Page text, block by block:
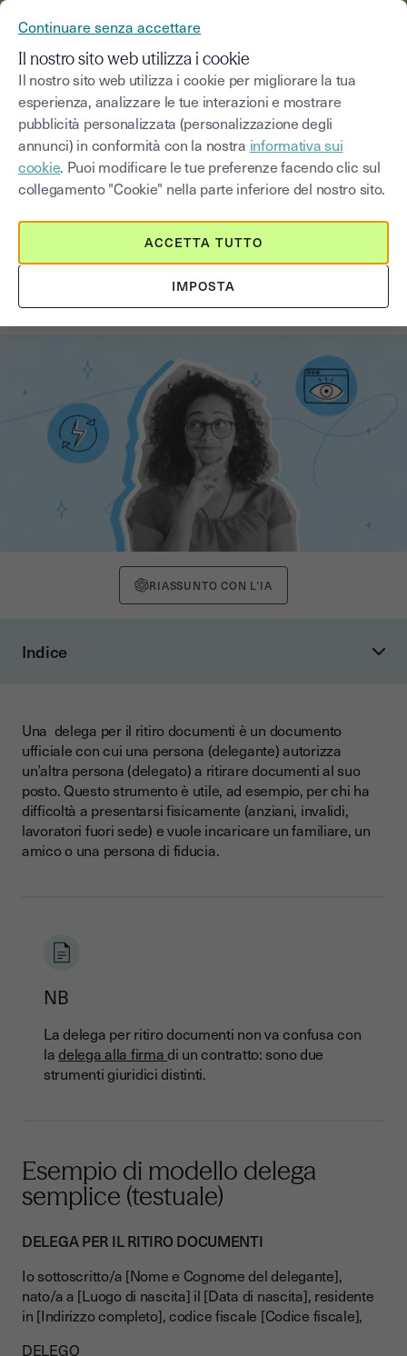
Blog
Seleziona una categoria Saisissez un terme
Cos’è e come funziona una delega
per il ritiro dei documenti?
RIASSUNTO CON L’IA
Indice
Versatilità e ambiti di utilizzo
Vantaggi principali
Chi può essere delegato?
Come si scrive una delega per ritiro documenti?
Quali sono gli errori comuni da evitare?
documenti?
Una delega per il ritiro documenti è un documento
ufficiale con cui una persona (delegante) autorizza
un’altra persona (delegato) a ritirare documenti al suo
posto. Questo strumento è utile, ad esempio, per chi ha
difficoltà a presentarsi fisicamente (anziani, invalidi,
lavoratori fuori sede) e vuole incaricare un familiare, un
amico o una persona di fiducia.
NB
La delega per ritiro documenti non va confusa con
ladelega alla firmadi un contratto: sono due
strumenti giuridici distinti.
Esempio di modello delega
semplice (testuale)
DELEGA PER IL RITIRO DOCUMENTI
Io sottoscritto/a [Nome e Cognome del delegante],
nato/a a [Luogo di nascita] il [Data di nascita], residente
in [Indirizzo completo], codice fiscale [Codice fiscale],
DELEGO
Continuare senza accettare
Il nostro sito web utilizza i cookie
Il nostro sito web utilizza i cookie per migliorare la tua
esperienza, analizzare le tue interazioni e mostrare
pubblicità personalizzata (personalizzazione degli
annunci) in conformità con la nostra informativa sui
cookie. Puoi modificare le tue preferenze facendo clic sul
collegamento "Cookie" nella parte inferiore del nostro sito.
IMPOSTA
ACCETTA TUTTO